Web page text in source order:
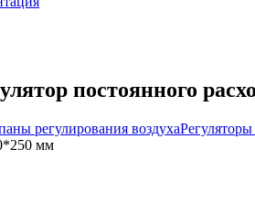
постоянного
регулирования воздуха
мм